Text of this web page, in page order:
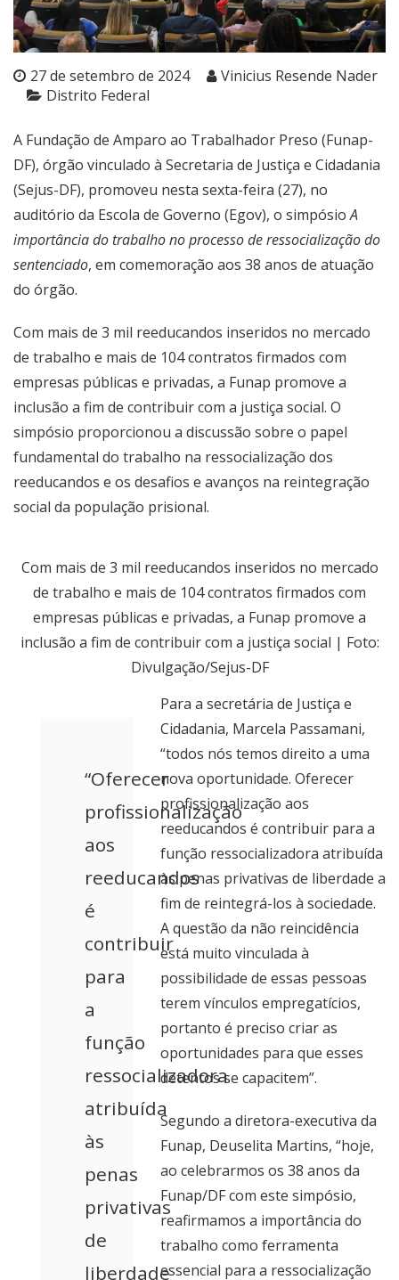
27 de setembro de 2024
Vinicius Resende Nader
Distrito Federal
A Fundação de Amparo ao Trabalhador Preso (Funap-
DF), órgão vinculado à Secretaria de Justiça e Cidadania
(Sejus-DF), promoveu nesta sexta-feira (27), no
auditório da Escola de Governo (Egov), o simpósioA
importância do trabalho no processo de ressocialização do
sentenciado, em comemoração aos 38 anos de atuação
do órgão.
Com mais de 3 mil reeducandos inseridos no mercado
de trabalho e mais de 104 contratos firmados com
empresas públicas e privadas, a Funap promove a
inclusão a fim de contribuir com a justiça social. O
simpósio proporcionou a discussão sobre o papel
fundamental do trabalho na ressocialização dos
reeducandos e os desafios e avanços na reintegração
social da população prisional.
Com mais de 3 mil reeducandos inseridos no mercado
de trabalho e mais de 104 contratos firmados com
empresas públicas e privadas, a Funap promove a
inclusão a fim de contribuir com a justiça social | Foto:
Divulgação/Sejus-DF
“Oferecer
profissionalização
aos
reeducandos
é
contribuir
para
a
função
ressocializadora
atribuída
às
penas
privativas
de
liberdade
Para a secretária de Justiça e
Cidadania, Marcela Passamani,
“todos nós temos direito a uma
nova oportunidade. Oferecer
profissionalização aos
reeducandos é contribuir para a
função ressocializadora atribuída
às penas privativas de liberdade a
fim de reintegrá-los à sociedade.
A questão da não reincidência
está muito vinculada à
possibilidade de essas pessoas
terem vínculos empregatícios,
portanto é preciso criar as
oportunidades para que esses
detentos se capacitem”.
Segundo a diretora-executiva da
Funap, Deuselita Martins, “hoje,
ao celebrarmos os 38 anos da
Funap/DF com este simpósio,
reafirmamos a importância do
trabalho como ferramenta
essencial para a ressocialização